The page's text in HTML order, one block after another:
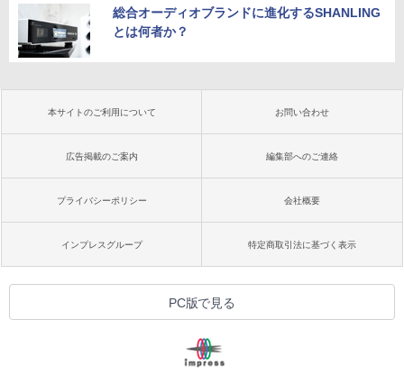
総合オーディオブランドに進化するSHANLING
とは何者か？
本サイトのご利用について お問い合わせ
広告掲載のご案内 編集部へのご連絡
プライバシーポリシー 会社概要
インプレスグループ 特定商取引法に基づく表示
PC版で見る